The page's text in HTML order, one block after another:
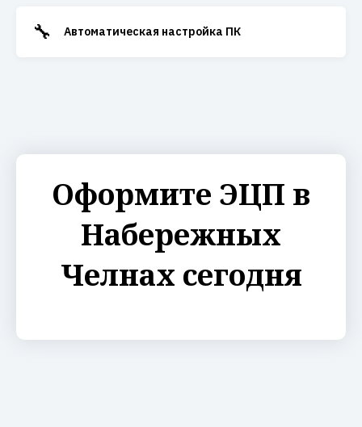
🔧 Автоматическая настройка ПК
Оформите ЭЦП в
Набережных
Челнах сегодня